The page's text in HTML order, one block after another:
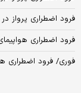
فرود اضطراری پرواز
فرود اضطراری
فوری/ فرود اضطراری